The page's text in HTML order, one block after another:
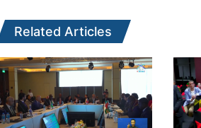
Related Articles